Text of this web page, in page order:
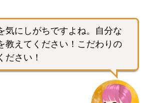
気にしがちですよね。自分な
教えてください！こだわりの
ださい！